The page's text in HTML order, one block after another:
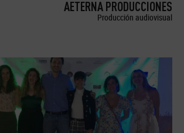
AETERNA PRODUCCIONES
Producción audiovisual